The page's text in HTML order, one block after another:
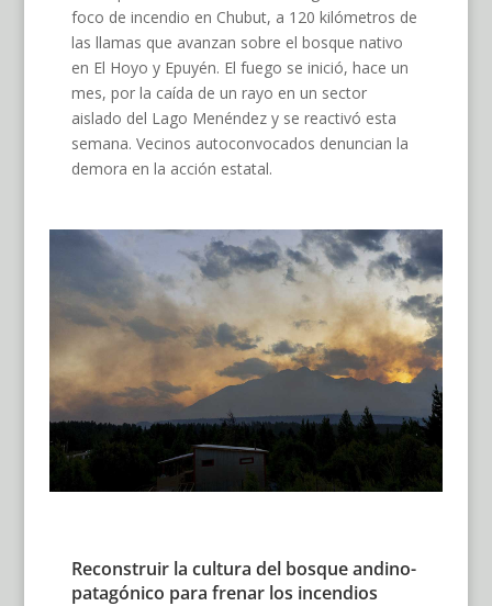
foco de incendio en Chubut, a 120 kilómetros de
las llamas que avanzan sobre el bosque nativo
en El Hoyo y Epuyén. El fuego se inició, hace un
mes, por la caída de un rayo en un sector
aislado del Lago Menéndez y se reactivó esta
semana. Vecinos autoconvocados denuncian la
demora en la acción estatal.
Reconstruir la cultura del bosque andino-
patagónico para frenar los incendios